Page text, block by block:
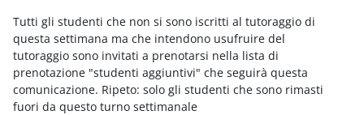
Tutti gli studenti che non si sono iscritti al tutoraggio di
questa settimana ma che intendono usufruire del
tutoraggio sono invitati a prenotarsi nella lista di
prenotazione "studenti aggiuntivi" che seguirà questa
comunicazione. Ripeto: solo gli studenti che sono rimasti
fuori da questo turno settimanale